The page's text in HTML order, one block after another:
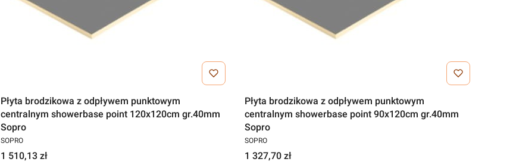
Płyta brodzikowa z odpływem punktowym
centralnym showerbase point 120x120cm gr.40mm
Sopro
SOPRO
1 510,13 zł
Płyta brodzikowa z odpływem punktowym
centralnym showerbase point 90x120cm gr.40mm
Sopro
SOPRO
1 327,70 zł